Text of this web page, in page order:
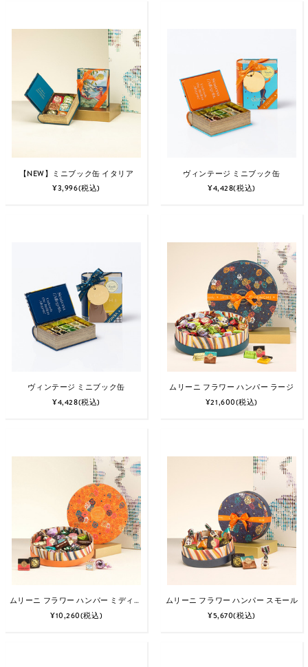
【NEW】ミニブック缶 イタリア
¥3,996(税込)
ヴィンテージ ミニブック缶
¥4,428(税込)
ヴィンテージ ミニブック缶
¥4,428(税込)
ムリーニ フラワー ハンパー ラージ
¥21,600(税込)
ムリーニ フラワー ハンパー ミディアム
¥10,260(税込)
ムリーニ フラワー ハンパー スモール
¥5,670(税込)